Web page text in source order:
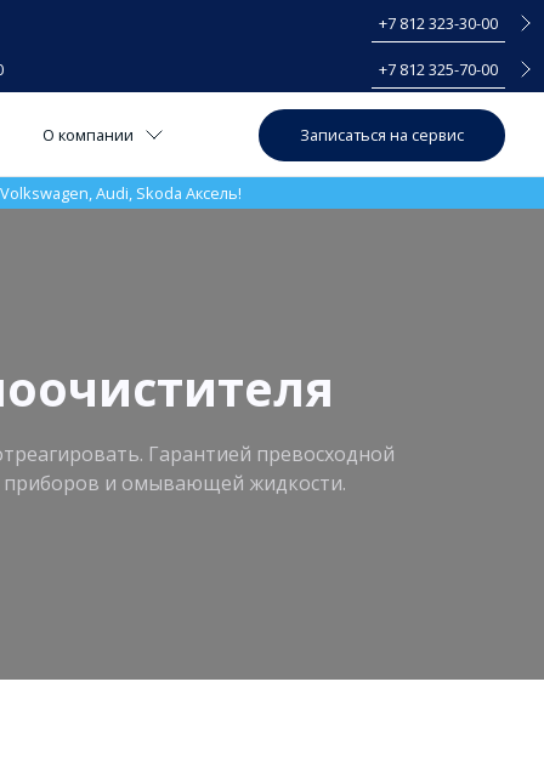
+7 812 323-30-00
+7 812 325-70-00
О компании Записаться на сервис
Audi, Skoda Аксель!
Гарантией превосходной
приборов и омывающей жидкости.